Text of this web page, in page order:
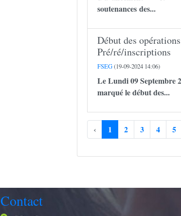
soutenances des...
Début des
Pré/ré/inscriptions
FSEG(19-09-2024 14:06)
Le Lundi 09 Septembre
marqué le début des...
‹ 1 2 3 4 5
Contact